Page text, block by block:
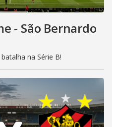
- São Bernardo
na Série B!